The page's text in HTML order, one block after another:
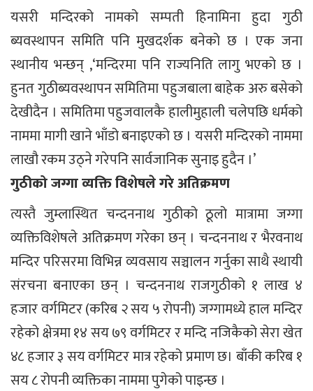
यसरी मन्दिरको नामको सम्पती हिनामिना हुदा गुठी
ब्यवस्थापन समिति पनि मुखदर्शक बनेको छ । एक जना
स्थानीय भन्छन् ,‘मन्दिरमा पनि राज्यनिति लागु भएको छ ।
हुनत गुठीब्यवस्थापन समितिमा पहुजबाला बाहेक अरु बसेको
देखीदैन । समितिमा पहुजवालकै हालीमुहाली चलेपछि धर्मको
नाममा मागी खाने भाँडो बनाइएको छ । यसरी मन्दिरको नाममा
लाखौ रकम उठ्ने गरेपनि सार्वजानिक सुनाइ हुदैन ।’
गुठीको जग्गा व्यक्ति विशेषले गरे अतिक्रमण
त्यस्तै जुम्लास्थित चन्दननाथ गुठीको ठूलो मात्रामा जग्गा
व्यक्तिविशेषले अतिक्रमण गरेका छन् । चन्दननाथ र भैरवनाथ
मन्दिर परिसरमा विभिन्न व्यवसाय सञ्चालन गर्नुका साथै स्थायी
संरचना बनाएका छन् । चन्दननाथ राजगुठीको १ लाख ४
हजार वर्गमिटर (करिब २ सय ५ रोपनी) जग्गामध्ये हाल मन्दिर
रहेको क्षेत्रमा १४ सय ७९ वर्गमिटर र मन्दि नजिकैको सेरा खेत
४८ हजार ३ सय वर्गमिटर मात्र रहेको प्रमाण छ। बाँकी करिब १
सय ८ रोपनी व्यक्तिका नाममा पुगेको पाइन्छ ।